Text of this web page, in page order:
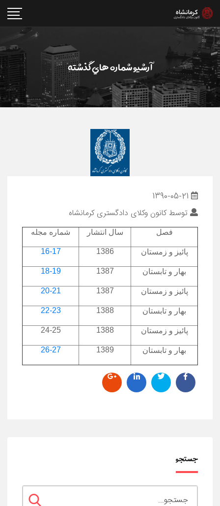
آرشيو شماره هاي گذشته
توسطکانون وکلای دادگستری کرمانشاه
فصل سال انتشار شماره مجله
پائيز و زمستان 1386
16-17
بهار و تابستان 1387
18-19
پائيز و زمستان 1387
20-21
بهار و تابستان 1388
22-23
پائيز و زمستان 1388
24-25
بهار و تابستان 1389
26-27
جستجو